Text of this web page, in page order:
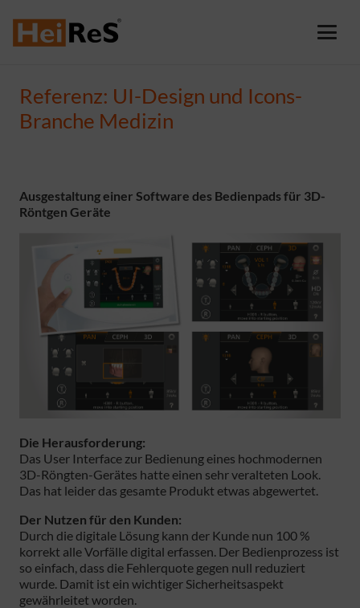
Referenz: UI-Design und Icons-
Branche Medizin
Ausgestaltung einer Software des Bedienpads für 3D-
Röntgen Geräte
Die Herausforderung:
Das User Interface zur Bedienung eines hochmodernen
3D-Röngten-Gerätes hatte einen sehr veralteten Look.
Das hat leider das gesamte Produkt etwas abgewertet.
Der Nutzen für den Kunden:
Durch die digitale Lösung kann der Kunde nun 100 %
korrekt alle Vorfälle digital erfassen. Der Bedienprozess ist
so einfach, dass die Fehlerquote gegen null reduziert
wurde. Damit ist ein wichtiger Sicherheitsaspekt
gewährleitet worden.